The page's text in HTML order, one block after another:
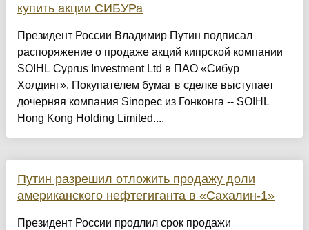
купить акции СИБУРа
Президент России Владимир Путин подписал
распоряжение о продаже акций кипрской компании
SOIHL Cyprus Investment Ltd в ПАО «Сибур
Холдинг». Покупателем бумаг в сделке выступает
дочерняя компания Sinopec из Гонконга -- SOIHL
Hong Kong Holding Limited....
Путин разрешил отложить продажу доли
американского нефтегиганта в «Сахалин-1»
Президент России продлил срок продажи